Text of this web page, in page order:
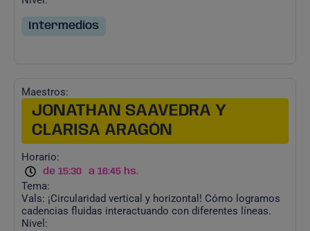
Intermedios
Maestros:
JONATHAN SAAVEDRA Y
CLARISA ARAGÓN
Horario:
de 15:30 a 16:45 hs.
Tema:
Vals: ¡Circularidad vertical y horizontal! Cómo logramos
cadencias fluidas interactuando con diferentes líneas.
Nivel: